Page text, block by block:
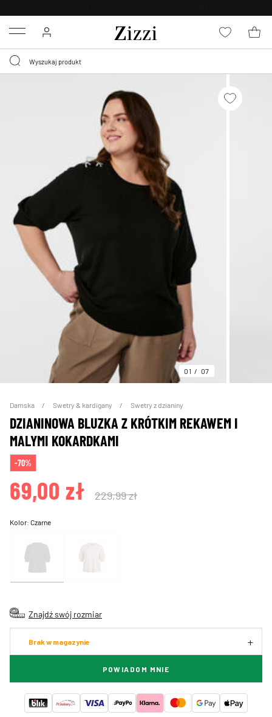
Menu
01 07
Damska Swetry & kardigany Swetry z dzianiny
DZIANINOWA BLUZKA Z KRÓTKIM REKAWEM I
MALYMI KOKARDKAMI
-70%
69,00 zł 229,99 zł
Kolor:Czarne
Znajdź swój rozmiar
Brak w magazynie
POWIADOM MNIE